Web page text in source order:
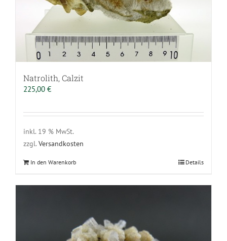
Natrolith, Calzit
225,00 €
inkl. 19 % MwSt.
zzgl. Versandkosten
In den Warenkorb Details